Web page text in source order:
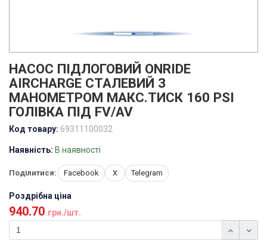
НАСОС ПІДЛОГОВИЙ ONRIDE
AIRCHARGE СТАЛЕВИЙ З
МАНОМЕТРОМ МАКС.ТИСК 160 PSI
ГОЛІВКА ПІД FV/AV
Код товару: 69311100032
Наявність: В наявності
Поділитися: Facebook X Telegram
Роздрібна ціна
940.70 грн./шт.